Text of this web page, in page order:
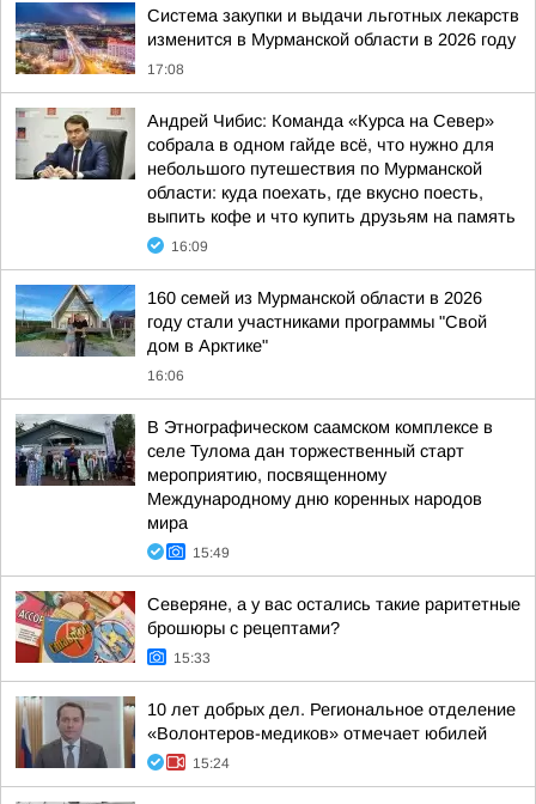
Система закупки и выдачи льготных лекарств
изменится в Мурманской области в 2026 году
17:08
Андрей Чибис: Команда «Курса на Север»
собрала в одном гайде всё, что нужно для
небольшого путешествия по Мурманской
области: куда поехать, где вкусно поесть,
выпить кофе и что купить друзьям на память
16:09
160 семей из Мурманской области в 2026
году стали участниками программы "Свой
дом в Арктике"
16:06
В Этнографическом саамском комплексе в
селе Тулома дан торжественный старт
мероприятию, посвященному
Международному дню коренных народов
мира
15:49
Северяне, а у вас остались такие раритетные
брошюры с рецептами?
15:33
10 лет добрых дел. Региональное отделение
«Волонтеров-медиков» отмечает юбилей
15:24